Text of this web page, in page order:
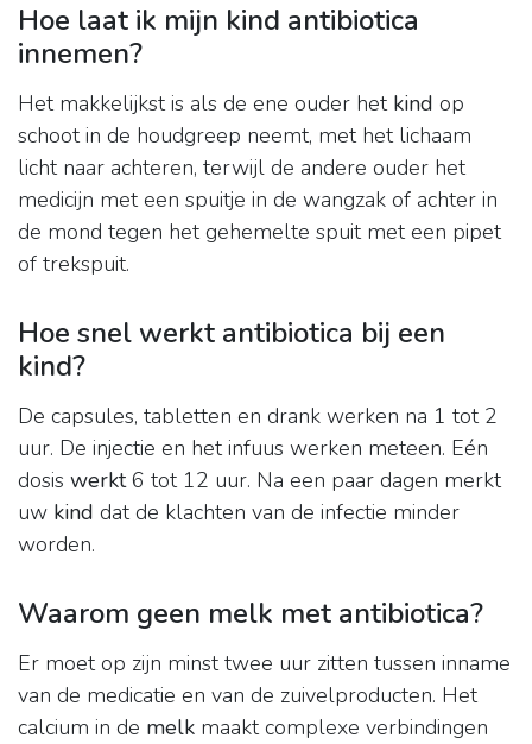
Hoe laat ik mijn kind antibiotica
innemen?
Het makkelijkst is als de ene ouder het kind op
schoot in de houdgreep neemt, met het lichaam
licht naar achteren, terwijl de andere ouder het
medicijn met een spuitje in de wangzak of achter in
de mond tegen het gehemelte spuit met een pipet
of trekspuit.
Hoe snel werkt antibiotica bij een
kind?
De capsules, tabletten en drank werken na 1 tot 2
uur. De injectie en het infuus werken meteen. Eén
dosis werkt6 tot 12 uur. Na een paar dagen merkt
uw kind dat de klachten van de infectie minder
worden.
Waarom geen melk met antibiotica?
Er moet op zijn minst twee uur zitten tussen inname
van de medicatie en van de zuivelproducten. Het
calcium in de melk maakt complexe verbindingen